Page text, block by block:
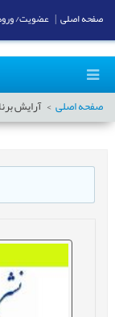
صفحه اصلی آرایش
صفحه اصلی عضویت/ ورود